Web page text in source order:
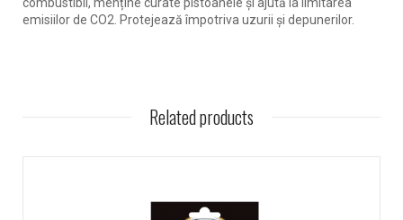
emisiilor de CO2. Protejează împotriva uzurii și depunerilor.
Related products